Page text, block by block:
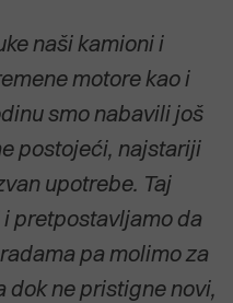
naši kamioni i
motore kao i
smo nabavili još
postojeći, najstariji
upotrebe. Taj
pretpostavljamo da
pa molimo za
ne pristigne novi,